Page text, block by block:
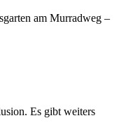
am Murradweg –
Es gibt weiters